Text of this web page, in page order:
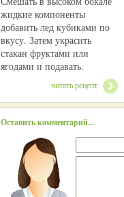
жидкие компоненты
добавить лед кубиками по
вкусу. Затем украсить
стакан фруктами или
ягодами и подавать.
читать рецепт
Оставить комментарий...